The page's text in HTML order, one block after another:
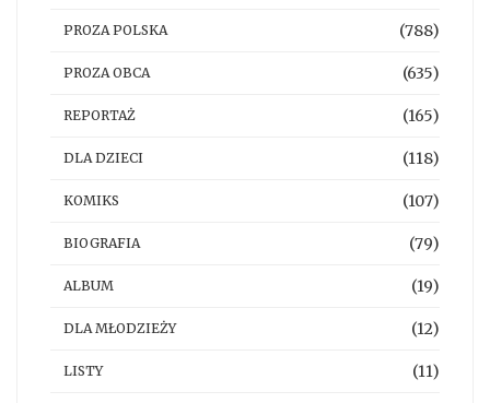
PROZA POLSKA (788)
PROZA OBCA (635)
REPORTAŻ (165)
DLA DZIECI (118)
KOMIKS (107)
BIOGRAFIA (79)
ALBUM (19)
DLA MŁODZIEŻY (12)
LISTY (11)